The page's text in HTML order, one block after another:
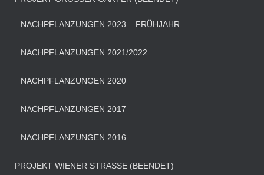
NACHPFLANZUNGEN 2023 – FRÜHJAHR
NACHPFLANZUNGEN 2021/2022
NACHPFLANZUNGEN 2020
NACHPFLANZUNGEN 2017
NACHPFLANZUNGEN 2016
PROJEKT WIENER STRASSE (BEENDET)